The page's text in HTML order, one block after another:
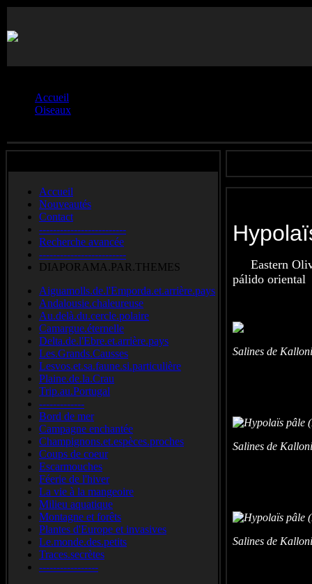
Accueil
Oiseaux
Accueil
Nouveautés
Contact
-------------------------
Recherche avancée
-------------------------
DIAPORAMA.PAR.THEMES
Aiguamolls.de.l'Emporda.et.arrière.pays
Andalousie.chaleureuse
Au.delà.du.cercle.polaire
Camargue.éternelle
Delta.de.l'Ebre.et.arrière.pays
Les.Grands.Causses
Lesvos.et.sa.faune.si.particulière
Plaine.de.la.Crau
Trip.au.Portugal
-------------
Bord de mer
Campagne enchantée
Champignons.et.espèces.proches
Coups de coeur
Escarmouches
Féerie de l'hiver
La vie à la mangeoire
Milieu aquatique
Montagne et forêts
Plantes d'Europe et invasives
Le.monde.des.petits
Traces.secrètes
-----------------
Eastern
pálido oriental
Salines de
Salines de
Salines de